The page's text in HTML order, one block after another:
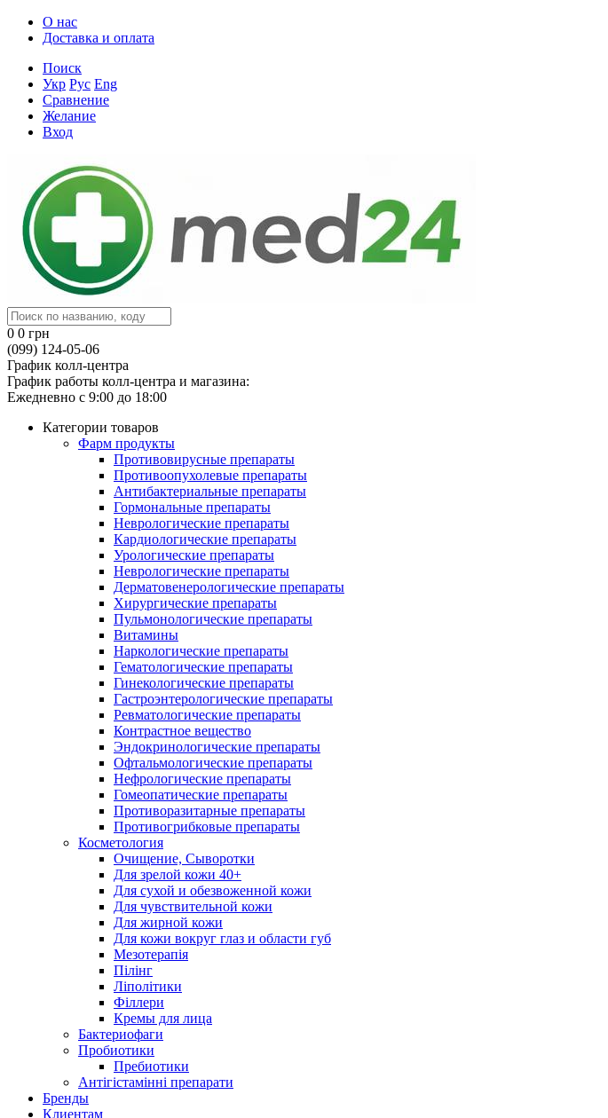
О нас
Доставка и оплата
Поиск
Укр Рус Eng
Сравнение
Желание
Вход
0 0 грн
(099) 124-05-06
График колл-центра
График работы колл-центра и магазина:
Ежедневно с 9:00 до 18:00
Категории товаров
Фарм продукты
Противовирусные препараты
Противоопухолевые препараты
Антибактериальные препараты
Гормональные препараты
Неврологические препараты
Кардиологические препараты
Урологические препараты
Неврологические препараты
Дерматовенерологические препараты
Хирургические препараты
Пульмонологические препараты
Витамины
Наркологические препараты
Гематологические препараты
Гинекологические препараты
Гастроэнтерологические препараты
Ревматологические препараты
Контрастное вещество
Эндокринологические препараты
Офтальмологические препараты
Нефрологические препараты
Гомеопатические препараты
Противоразитарные препараты
Противогрибковые препараты
Косметология
Очищение, Сыворотки
Для зрелой кожи 40+
Для сухой и обезвоженной кожи
Для чувствительной кожи
Для жирной кожи
Для кожи вокруг глаз и области губ
Мезотерапія
Пілінг
Ліполітики
Філлери
Кремы для лица
Бактериофаги
Пробиотики
Пребиотики
Антігістамінні препарати
Бренды
Клиентам